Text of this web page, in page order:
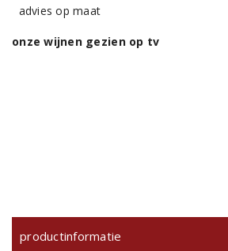
advies op maat
onze wijnen gezien op tv
productinformatie